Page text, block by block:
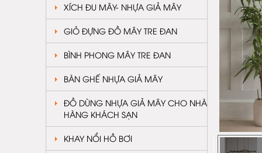
XÍCH ĐU MÂY- NHỰA GIẢ MÂY
GIỎ ĐỰNG ĐỒ MÂY TRE ĐAN
BÌNH PHONG MÂY TRE ĐAN
BÀN GHẾ NHỰA GIẢ MÂY
ĐỒ DÙNG NHỰA GIẢ MÂY CHO NHÀ
HÀNG KHÁCH SẠN
KHAY NỔI HỒ BƠI